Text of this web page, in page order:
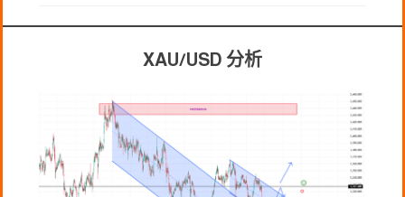
XAU/USD 分析